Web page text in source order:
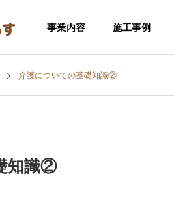
事業内容 施工事例
介護についての基礎知識②
知識②